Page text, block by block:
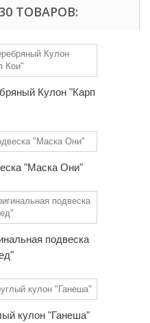
ТОВАРОВ:
Кулон "Карп
"Маска Они"
подвеска
кулон "Ганеша"